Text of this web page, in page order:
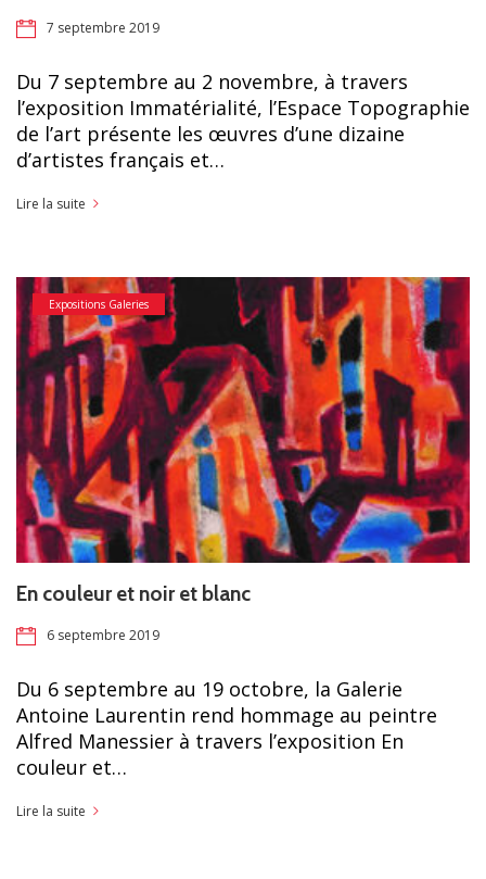
7 septembre 2019
Du 7 septembre au 2 novembre, à travers
l’exposition Immatérialité, l’Espace Topographie
de l’art présente les œuvres d’une dizaine
d’artistes français et…
Lire la suite
Expositions Galeries
En couleur et noir et blanc
6 septembre 2019
Du 6 septembre au 19 octobre, la Galerie
Antoine Laurentin rend hommage au peintre
Alfred Manessier à travers l’exposition En
couleur et…
Lire la suite